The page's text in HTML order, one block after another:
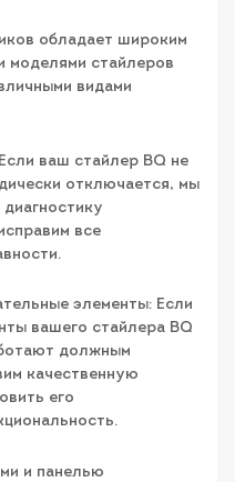
обладает широким
моделями стайлеров
видами
ваш стайлер BQ не
отключается, мы
все
элементы: Если
вашего стайлера BQ
должным
качественную
его
и панелью